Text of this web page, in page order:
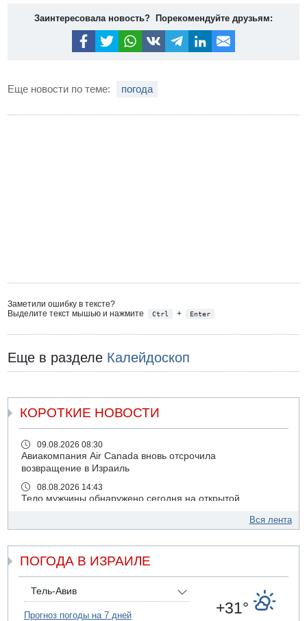
Заинтересовала новость? Порекомендуйте друзьям:
Еще новости по теме: погода
Заметили ошибку в тексте?
Выделите текст мышью и нажмите
Ctrl + Enter
Еще в разделе Калейдоскоп
КОРОТКИЕ НОВОСТИ
09.08.2026 08:30
Авиакомпания Air Canada вновь отсрочила
возвращение в Израиль
08.08.2026 14:43
Тело мужчины обнаружено сегодня на открытой
08.08.2026 11:02
07.08.2026 20:41
Ynet: "Хизбалла" запустила БПЛА со взрывчаткой по
Вся лента
ПОГОДА В ИЗРАИЛЕ
Тель-Авив
Прогноз погоды на 7 дней +31°